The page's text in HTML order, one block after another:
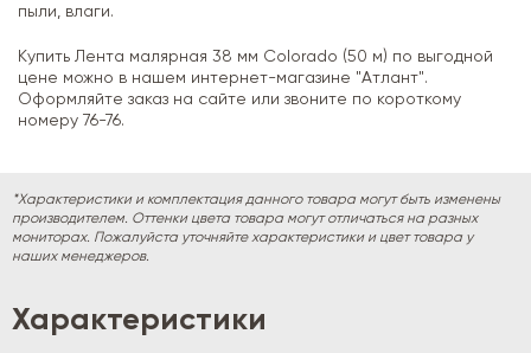
пыли, влаги.
Купить Лента малярная 38 мм Colorado (50 м) по выгодной
цене можно в нашем интернет-магазине "Атлант".
Оформляйте заказ на сайте или звоните по короткому
номеру 76-76.
*Характеристики и комплектация данного товара могут быть изменены
производителем. Оттенки цвета товара могут отличаться на разных
мониторах. Пожалуйста уточняйте характеристики и цвет товара у
наших менеджеров.
Характеристики